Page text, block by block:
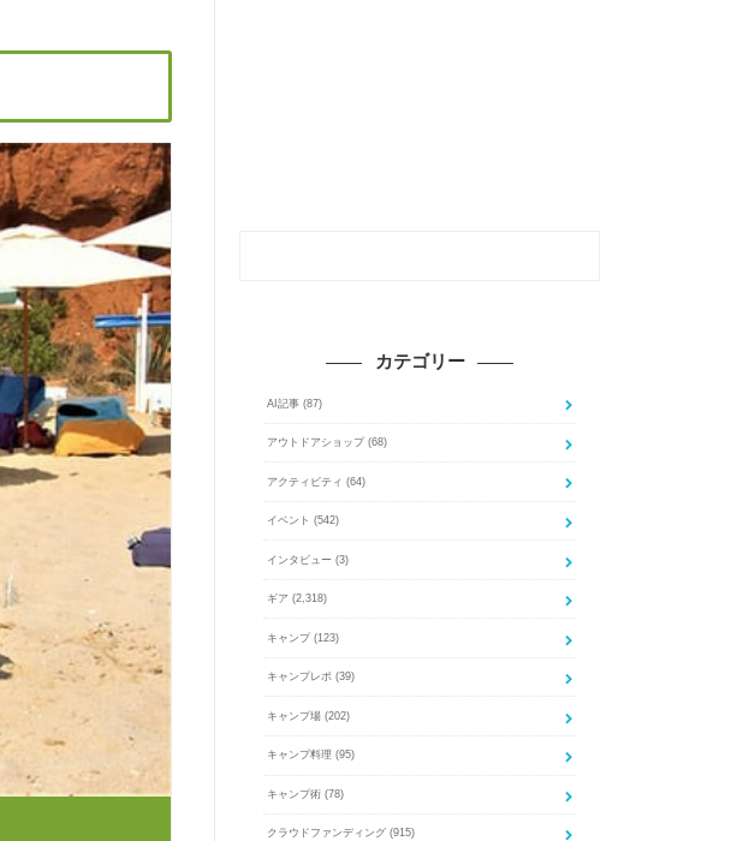
カテゴリー
AI記事 (87)
アウトドアショップ (68)
アクティビティ (64)
イベント (542)
インタビュー (3)
ギア (2,318)
キャンプ (123)
キャンプレポ (39)
キャンプ場 (202)
キャンプ料理 (95)
キャンプ術 (78)
クラウドファンディング (915)